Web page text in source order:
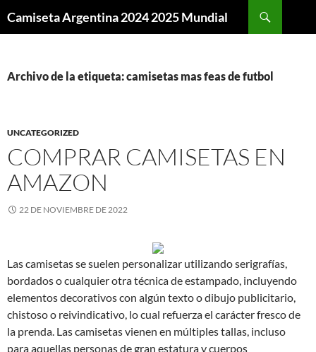
Camiseta Argentina 2024 2025 Mundial
Archivo de la etiqueta: camisetas mas feas de futbol
UNCATEGORIZED
COMPRAR CAMISETAS EN
AMAZON
22 DE NOVIEMBRE DE 2022
Las camisetas se suelen personalizar utilizando serigrafías,
bordados o cualquier otra técnica de estampado, incluyendo
elementos decorativos con algún texto o dibujo publicitario,
chistoso o reivindicativo, lo cual refuerza el carácter fresco de
la prenda. Las camisetas vienen en múltiples tallas, incluso
para aquellas personas de gran estatura y cuerpos